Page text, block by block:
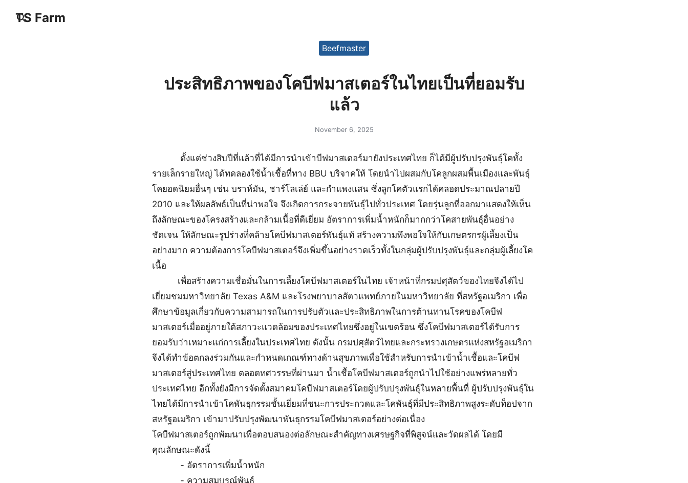
TS Farm
Beefmaster
ประสิทธิภาพของโคบีฟมาสเตอร์ในไทยเป็นที่ยอมรับ
แล้ว
November 6, 2025
ตั้งแต่ช่วงสิบปีที่แล้วที่ได้มีการนำเข้าบีฟมาสเตอร์มายังประเทศไทย ก็ได้มีผู้ปรับปรุงพันธุ์โคทั้ง
รายเล็กรายใหญ่ ได้ทดลองใช้น้ำเชื้อที่ทาง BBU บริจาคให้ โดยนำไปผสมกับโคลูกผสมพื้นเมืองและพันธุ์
โคยอดนิยมอื่นๆ เช่น บราห์มัน, ชาร์โลเล่ย์ และกำแพงแสน ซึ่งลูกโคตัวแรกได้คลอดประมาณปลายปี
2010 และให้ผลลัพธ์เป็นที่น่าพอใจ จึงเกิดการกระจายพันธุ์ไปทั่วประเทศ โดยรุ่นลูกที่ออกมาแสดงให้เห็น
ถึงลักษณะของโครงสร้างและกล้ามเนื้อที่ดีเยี่ยม อัตราการเพิ่มน้ำหนักก็มากกว่าโคสายพันธุ์อื่นอย่าง
ชัดเจน ให้ลักษณะรูปร่างที่คล้ายโคบีฟมาสเตอร์พันธุ์แท้ สร้างความพึงพอใจให้กับเกษตรกรผู้เลี้ยงเป็น
อย่างมาก ความต้องการโคบีฟมาสเตอร์จึงเพิ่มขึ้นอย่างรวดเร็วทั้งในกลุ่มผู้ปรับปรุงพันธุ์และกลุ่มผู้เลี้ยงโค
เนื้อ
เพื่อสร้างความเชื่อมั่นในการเลี้ยงโคบีฟมาสเตอร์ในไทย เจ้าหน้าที่กรมปศุสัตว์ของไทยจึงได้ไป
เยี่ยมชมมหาวิทยาลัย Texas A&M และโรงพยาบาลสัตวแพทย์ภายในมหาวิทยาลัย ที่สหรัฐอเมริกา เพื่อ
ศึกษาข้อมูลเกี่ยวกับความสามารถในการปรับตัวและประสิทธิภาพในการต้านทานโรคของโคบีฟ
มาสเตอร์เมื่ออยู่ภายใต้สภาวะแวดล้อมของประเทศไทยซึ่งอยู่ในเขตร้อน ซึ่งโคบีฟมาสเตอร์ได้รับการ
ยอมรับว่าเหมาะแก่การเลี้ยงในประเทศไทย ดังนั้น กรมปศุสัตว์ไทยและกระทรวงเกษตรแห่งสหรัฐอเมริกา
จึงได้ทำข้อตกลงร่วมกันและกำหนดเกณฑ์ทางด้านสุขภาพเพื่อใช้สำหรับการนำเข้าน้ำเชื้อและโคบีฟ
มาสเตอร์สู่ประเทศไทย ตลอดทศวรรษที่ผ่านมา น้ำเชื้อโคบีฟมาสเตอร์ถูกนำไปใช้อย่างแพร่หลายทั่ว
ประเทศไทย อีกทั้งยังมีการจัดตั้งสมาคมโคบีฟมาสเตอร์โดยผู้ปรับปรุงพันธุ์ในหลายพื้นที่ ผู้ปรับปรุงพันธุ์ใน
ไทยได้มีการนำเข้าโคพันธุกรรมชั้นเยี่ยมที่ชนะการประกวดและโคพันธุ์ที่มีประสิทธิภาพสูงระดับท็อปจาก
สหรัฐอเมริกา เข้ามาปรับปรุงพัฒนาพันธุกรรมโคบีฟมาสเตอร์อย่างต่อเนื่อง
โคบีฟมาสเตอร์ถูกพัฒนาเพื่อตอบสนองต่อลักษณะสำคัญทางเศรษฐกิจที่พิสูจน์และวัดผลได้ โดยมี
คุณลักษณะดังนี้
- อัตราการเพิ่มน้ำหนัก
- ความสมบูรณ์พันธุ์